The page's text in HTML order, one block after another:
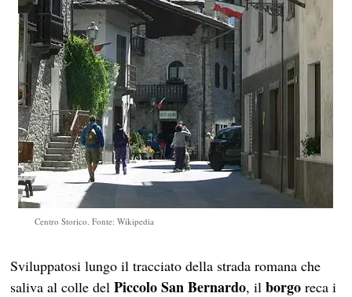
Centro Storico. Fonte: Wikipedia
Sviluppatosi lungo il tracciato della strada romana che
saliva al colle delPiccolo San Bernardo, ilborgo reca i